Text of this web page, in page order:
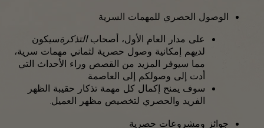
الوصول الحصري للمهمات السرية
على مدار العام الأول، أصحابالتذكرةسيكون
لديهم إمكانية وصول حصرية لثماني مهمات سرية،
مما سيوفر المزيد من القصص وراء الأحداث التي
أدت إلى وصولكم إلى العاصمة.
سوف يمنح إكمال كل مهمة تذكار حقيبة الظهر
الفريد والحصري لتخصيص مظهر العميل.
جوائز ومشروعات حصرية